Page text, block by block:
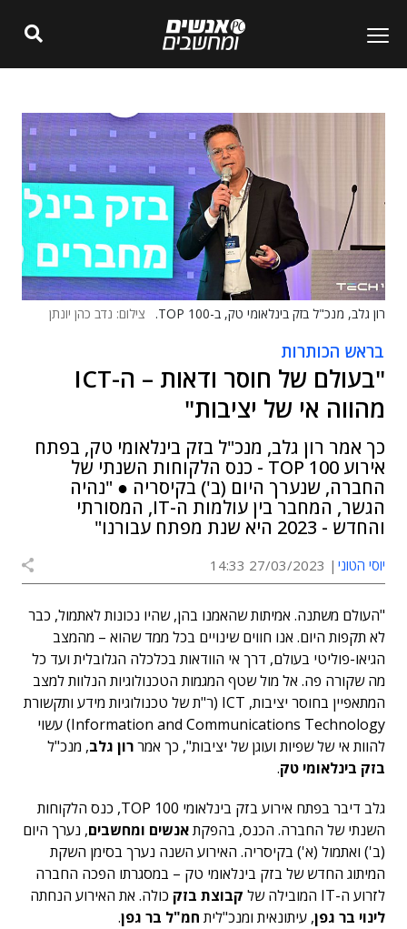
רון גלב, מנכ"ל בזק בינלאומי טק, ב-TOP 100. צילום: נדב כהן יונתן
בראש הכותרות
"בעולם של חוסר ודאות – ה-ICT
מהווה אי של יציבות"
כך אמר רון גלב, מנכ"ל בזק בינלאומי טק, בפתח
אירוע TOP 100 - כנס הלקוחות השנתי של
החברה, שנערך היום (ב') בקיסריה ● "נהיה
הגשר, המחבר בין עולמות ה-IT, המסורתי
והחדש - 2023 היא שנת מפתח עבורנו"
יוסי הטוני 27/03/2023 14:33
"העולם משתנה. אמיתות שהאמנו בהן, שהיו נכונות לאתמול, כבר
לא תקפות היום. אנו חווים שינויים בכל ממד שהוא – מהמצב
הגיאו-פוליטי בעולם, דרך אי הוודאות בכלכלה הגלובלית ועד כל
מה שקורה פה. אל מול שטף המגמות הטכנולוגיות הנלוות למצב
המתאפיין בחוסר יציבות, ICT (ר"ת של טכנולוגיות מידע ותקשורת
Information and Communications Technology) עשוי
להוות אי של שפיות ועוגן של יציבות", כך אמררון גלב, מנכ"ל
בזק בינלאומי טק.
גלב דיבר בפתח אירוע בזק בינלאומי TOP 100, כנס הלקוחות
השנתי של החברה. הכנס, בהפקתאנשים ומחשבים, נערך היום
(ב') ואתמול (א') בקיסריה. האירוע השנה נערך בסימן השקת
המיתוג החדש של בזק בינלאומי טק – במסגרתו הפכה החברה
לזרוע ה-IT המובילה של
קבוצת בזק כולה. את האירוע הנחתה
לינוי בר גפן, עיתונאית ומנכ"לית חמ"ל בר גפן.